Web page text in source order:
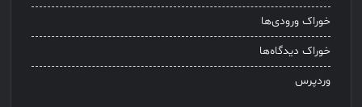
خوراک ورودی‌ها
خوراک دیدگاه‌ها
وردپرس